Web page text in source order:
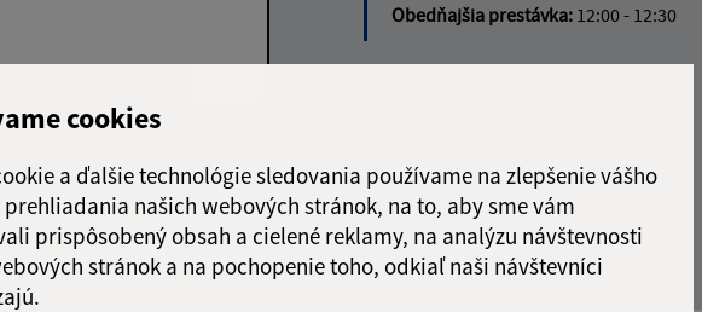
cookies
a ďalšie technológie sledovania používame na zlepšenie vášho
prehliadania našich webových stránok, na to, aby sme vám
prispôsobený obsah a cielené reklamy, na analýzu návštevnosti
stránok a na pochopenie toho, odkiaľ naši návštevníci
Odoslať správu
Obedňajšia prestávka: 12:00 - 12:30